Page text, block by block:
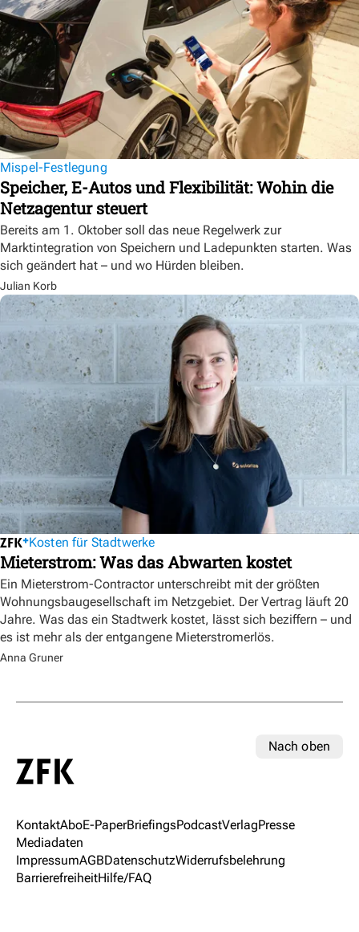
Mispel-Festlegung
Speicher, E-Autos und Flexibilität: Wohin die
Netzagentur steuert
Bereits am 1. Oktober soll das neue Regelwerk zur
Marktintegration von Speichern und Ladepunkten starten. Was
sich geändert hat – und wo Hürden bleiben.
Julian Korb
Kosten für Stadtwerke
Mieterstrom: Was das Abwarten kostet
Ein Mieterstrom-Contractor unterschreibt mit der größten
Wohnungsbaugesellschaft im Netzgebiet. Der Vertrag läuft 20
Jahre. Was das ein Stadtwerk kostet, lässt sich beziffern – und
es ist mehr als der entgangene Mieterstromerlös.
Anna Gruner
Nach oben
KontaktAboE-PaperBriefingsPodcastVerlagPresse
Mediadaten
ImpressumAGBDatenschutzWiderrufsbelehrung
BarrierefreiheitHilfe/FAQ